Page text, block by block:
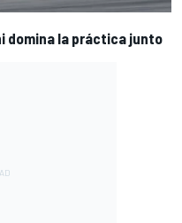
domina la práctica junto